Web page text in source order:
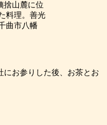
捨山麓に位
料理。善光
曲市八幡
にお参りした後、お茶とお